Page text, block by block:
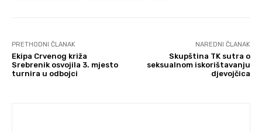
PRETHODNI ČLANAK
Ekipa Crvenog križa
Srebrenik osvojila 3. mjesto
turnira u odbojci
NAREDNI ČLANAK
Skupština TK sutra o
seksualnom iskorištavanju
djevojčica